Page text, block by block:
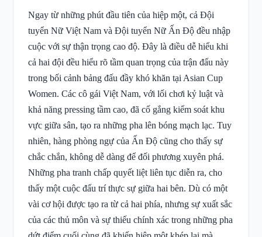
Ngay từ những phút đầu tiên của hiệp một, cả Đội
tuyển Nữ Việt Nam và Đội tuyển Nữ Ấn Độ đều nhập
cuộc với sự thận trọng cao độ. Đây là điều dễ hiểu khi
cả hai đội đều hiểu rõ tầm quan trọng của trận đấu này
trong bối cảnh bảng đấu đầy khó khăn tại Asian Cup
Women. Các cô gái Việt Nam, với lối chơi kỷ luật và
khả năng pressing tầm cao, đã cố gắng kiểm soát khu
vực giữa sân, tạo ra những pha lên bóng mạch lạc. Tuy
nhiên, hàng phòng ngự của Ấn Độ cũng cho thấy sự
chắc chắn, không dễ dàng để đối phương xuyên phá.
Những pha tranh chấp quyết liệt liên tục diễn ra, cho
thấy một cuộc đấu trí thực sự giữa hai bên. Dù có một
vài cơ hội được tạo ra từ cả hai phía, nhưng sự xuất sắc
của các thủ môn và sự thiếu chính xác trong những pha